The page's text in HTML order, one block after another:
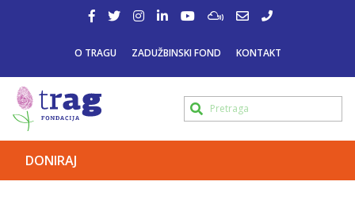
O TRAGU ZADUŽBINSKI FOND KONTAKT
DONIRAJ